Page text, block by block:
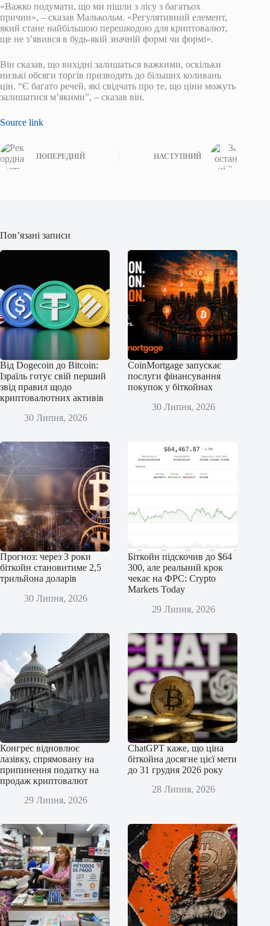
«Важко подумати, що ми пішли з лісу з багатьох
причин», – сказав Малькольм. «Регулятивний елемент,
який стане найбільшою перешкодою для криптовалют,
ще не з’явився в будь-якій значній формі чи формі».
Він сказав, що вихідні залишаться важкими, оскільки
низькі обсяги торгів призводять до більших коливань
цін. “Є багато речей, які свідчать про те, що ціни можуть
залишатися м’якими”, – сказав він.
Source link
ПОПЕРЕДНІЙ НАСТУПНИЙ
Пов’язані записи
Від Dogecoin до Bitcoin:
Ізраїль готує свій перший
звід правил щодо
криптовалютних активів
30 Липня, 2026
CoinMortgage запускає
послуги фінансування
покупок у біткойнах
30 Липня, 2026
Прогноз: через 3 роки
біткойн становитиме 2,5
трильйона доларів
30 Липня, 2026
Біткойн підскочив до $64
300, але реальний крок
чекає на ФРС: Crypto
Markets Today
29 Липня, 2026
Конгрес відновлює
лазівку, спрямовану на
припинення податку на
продаж криптовалют
29 Липня, 2026
ChatGPT каже, що ціна
біткойна досягне цієї мети
до 31 грудня 2026 року
28 Липня, 2026